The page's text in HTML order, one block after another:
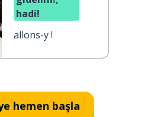
hadi!
allons-y !
hemen başla